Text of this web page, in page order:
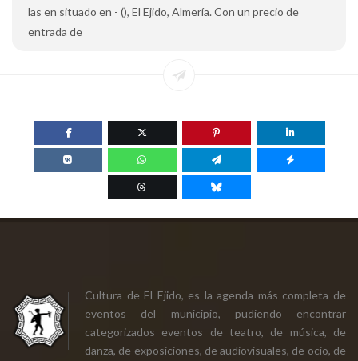
las en situado en - (), El Ejido, Almería. Con un precio de
entrada de
Cultura de El Ejido, es la agenda más completa de
eventos del municipio, pudiendo encontrar
categorizados eventos de teatro, de música, de
danza, de exposiciones, de audiovisuales, de ocio, de